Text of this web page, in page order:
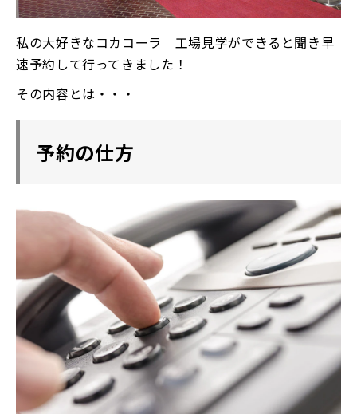
私の大好きなコカコーラ 工場見学ができると聞き早
速予約して行ってきました！
その内容とは・・・
予約の仕方